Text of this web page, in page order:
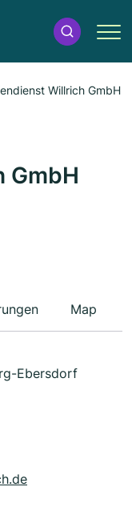
Willrich GmbH
GmbH
Map
Ebersdorf